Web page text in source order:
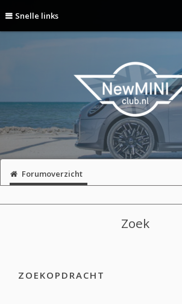
Snelle links
Forumoverzicht
Zoek
ZOEKOPDRACHT